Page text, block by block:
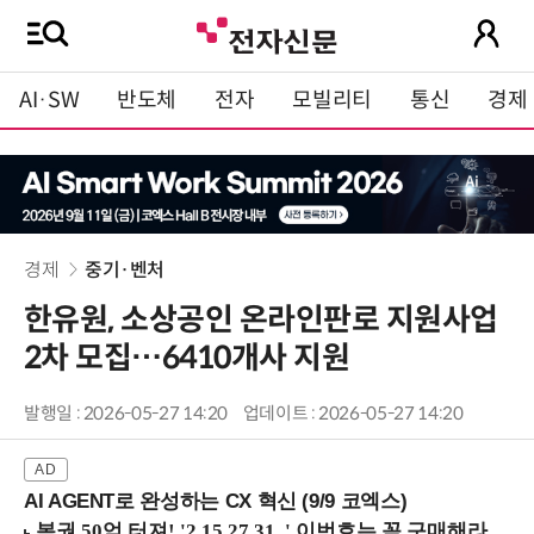
AI·SW 반도체 전자 모빌리티 통신 경제
경제 중기·벤처
한유원, 소상공인 온라인판로 지원사업
2차 모집…6410개사 지원
발행일 : 2026-05-27 14:20 업데이트 : 2026-05-27 14:20
AI AGENT로 완성하는 CX 혁신 (9/9 코엑스)